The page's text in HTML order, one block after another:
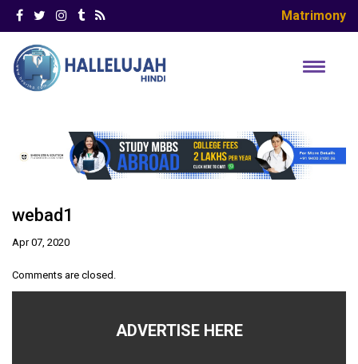
Matrimony
webad1
Apr 07, 2020
Comments are closed.
ADVERTISE HERE